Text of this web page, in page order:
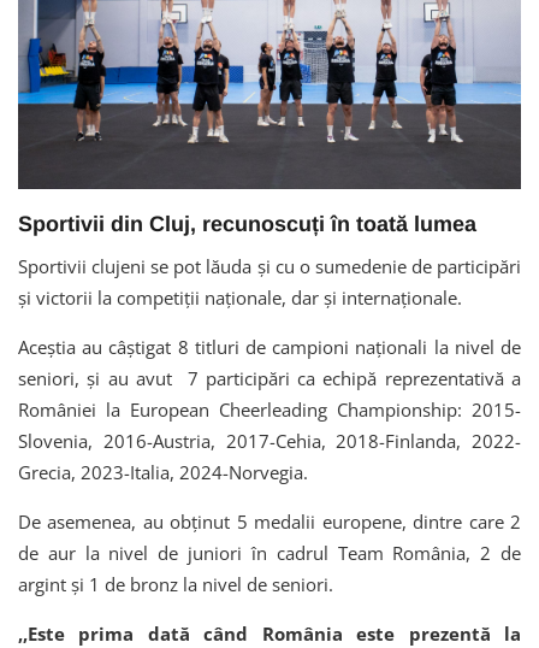
Sportivii din Cluj, recunoscuți în toată lumea
Sportivii clujeni se pot lăuda și cu o sumedenie de participări
și victorii la competiții naționale, dar și internaționale.
Aceștia au câștigat 8 titluri de campioni naționali la nivel de
seniori, și au avut 7 participări ca echipă reprezentativă a
României la European Cheerleading Championship: 2015-
Slovenia, 2016-Austria, 2017-Cehia, 2018-Finlanda, 2022-
Grecia, 2023-Italia, 2024-Norvegia.
De asemenea, au obținut 5 medalii europene, dintre care 2
de aur la nivel de juniori în cadrul Team România, 2 de
argint și 1 de bronz la nivel de seniori.
,,Este prima dată când România este prezentă la